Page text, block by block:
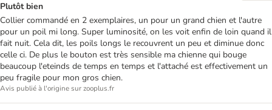
Plutôt bien
Collier commandé en 2 exemplaires, un pour un grand chien et l'autre
pour un poil mi long. Super luminosité, on les voit enfin de loin quand il
fait nuit. Cela dit, les poils longs le recouvrent un peu et diminue donc
celle ci. De plus le bouton est très sensible ma chienne qui bouge
beaucoup l'eteinds de temps en temps et l'attaché est effectivement un
peu fragile pour mon gros chien.
Avis publié à l'origine sur zooplus.fr